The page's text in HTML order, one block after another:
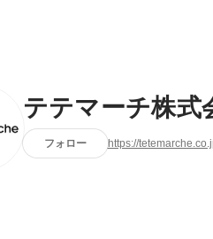
テテマーチ株式
フォロー https://